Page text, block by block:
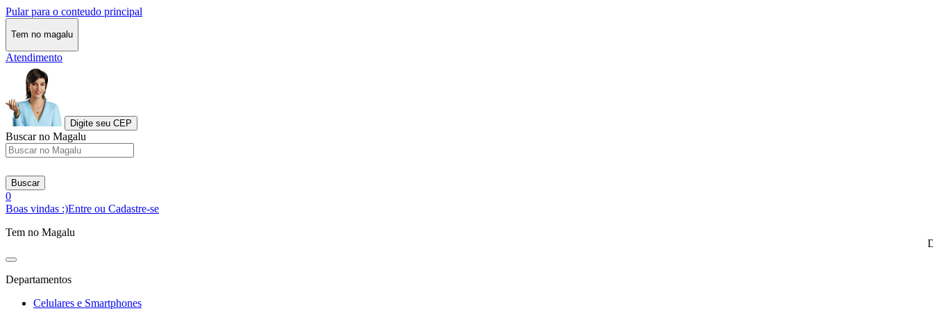
Pular para o conteudo principal
Tem no magalu
Atendimento
Digite seu CEP
Buscar no Magalu
Buscar
0
Boas vindas :)Entre ou Cadastre-se
Tem no Magalu
Departamentos
Celulares e Smartphones